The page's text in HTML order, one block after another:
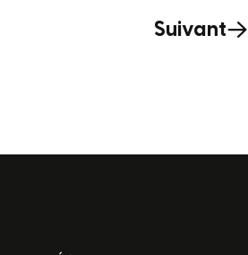
Suivant